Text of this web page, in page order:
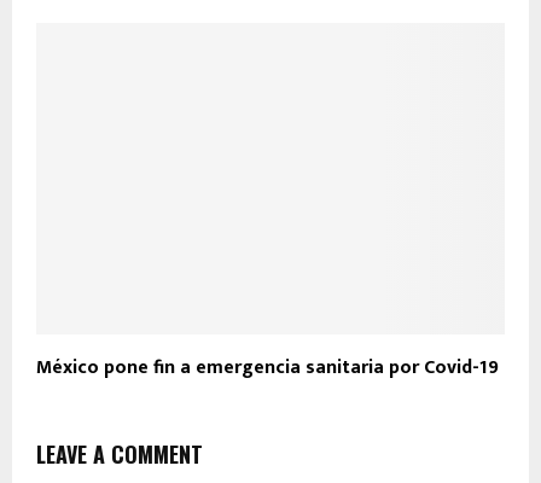
México pone fin a emergencia sanitaria por Covid-19
LEAVE A COMMENT